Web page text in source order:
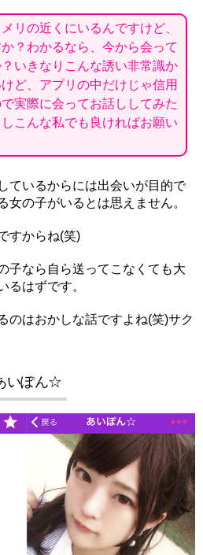
リの近くにいるんですけど、
？わかるなら、今から会って
いきなりこんな誘い非常識か
ど、アプリの中だけじゃ信用
実際に会ってお話ししてみた
こんな私でも良ければお願い
ているからには出会いが目的で
女の子がいるとは思えません。
すからね(笑)
子なら自ら送ってこなくても大
るはずです。
のはおかしな話ですよね(笑)サク
いぽん☆